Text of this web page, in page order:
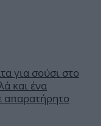
για σούσι στο
και ένα
απαρατήρητο